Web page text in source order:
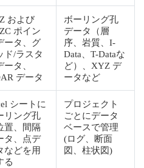
および
ポイン
ータ、グ
ド/ラスタ
ータ、
データ
ボーリング孔
データ（層
序、岩質、I-
Data、T-Dataな
ど）、XYZ デ
ータなど
シートに
リング孔
置、間隔
タ、点デ
などを用
る
プロジェクト
ごとにデータ
ベースで管理
(ログ、断面
図、柱状図)